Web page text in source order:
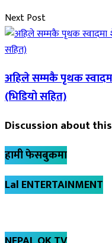
Next Post
अहिले सम्मकै पृथक
(भिडियो सहित)
Discussion about
हामी फेसबुकमा
Lal ENTERTAINMENT